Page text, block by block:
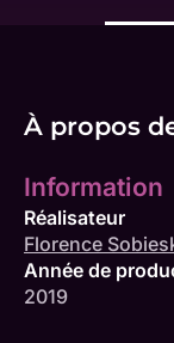
À propos
Information
Réalisateur
Florence
Année de
2019